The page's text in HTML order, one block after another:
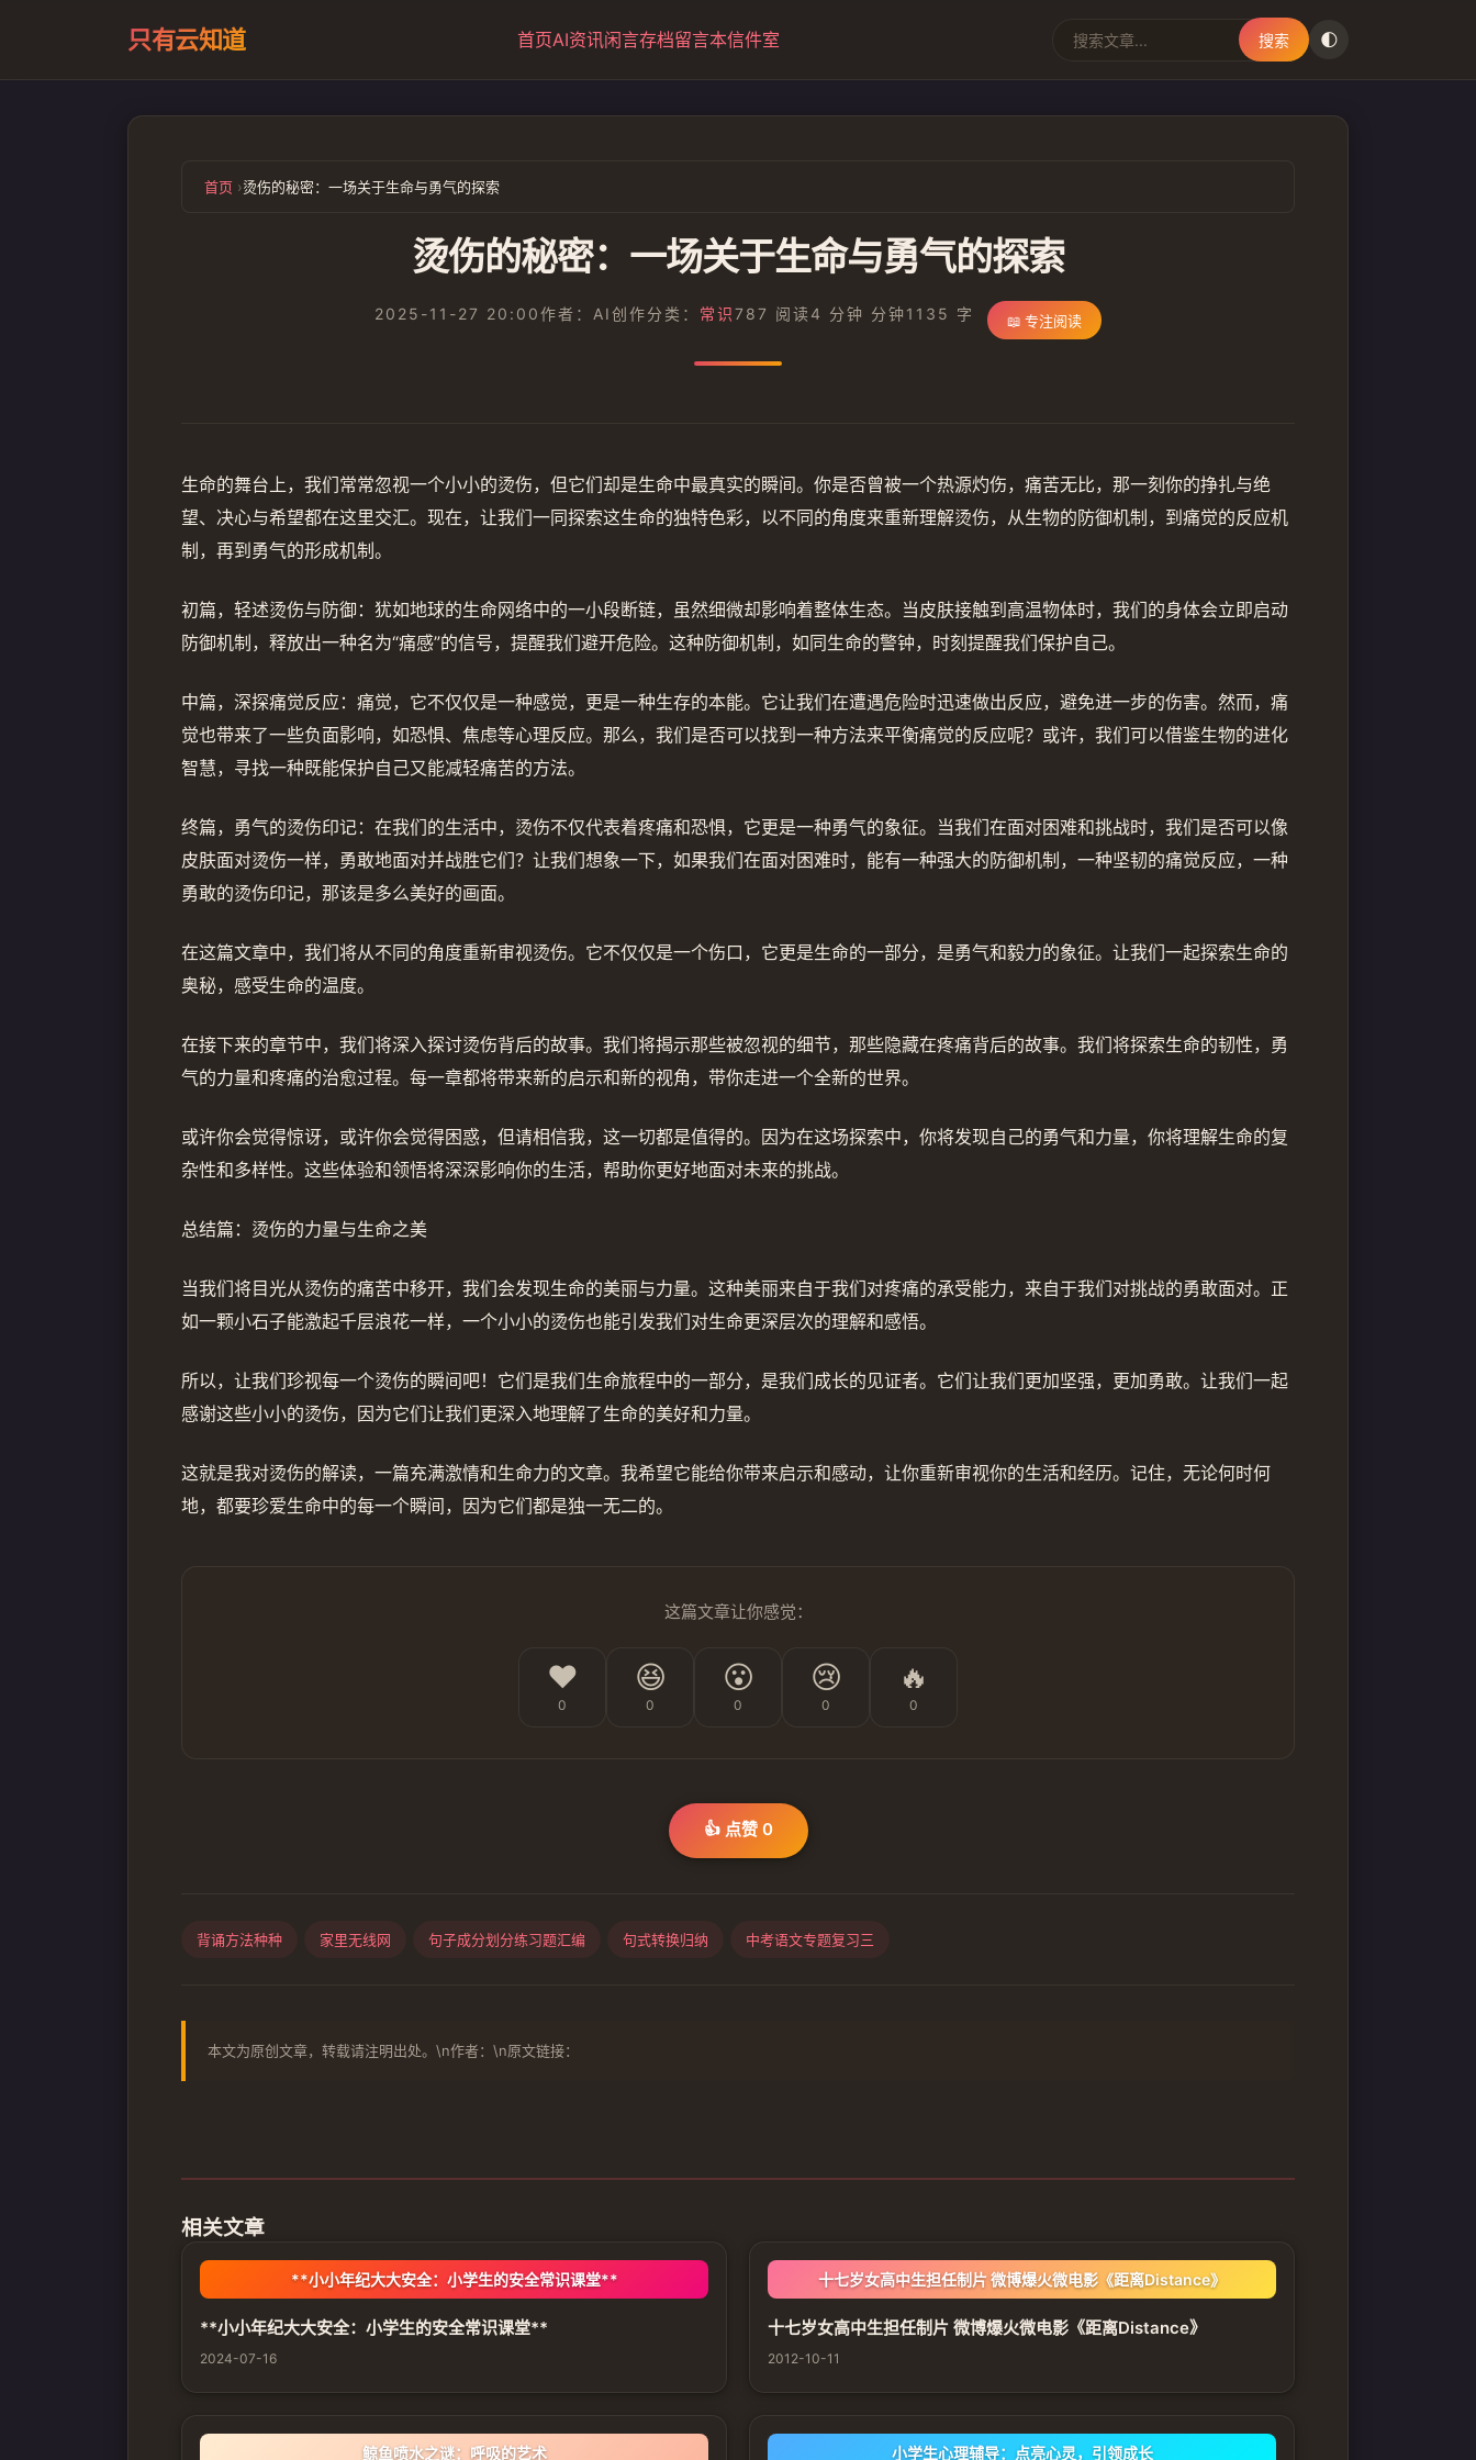
只有云知道 首页AI资讯闲言存档留言本信件室 搜索 🌓
首页 烫伤的秘密：一场关于生命与勇气的探索
烫伤的秘密：一场关于生命与勇气的探索
2025-11-27 20:00作者：AI创作分类： 常识787 阅读4 分钟 分钟 1135 字 📖 专注阅读
生命的舞台上，我们常常忽视一个小小的烫伤，但它们却是生命中最真实的瞬间。你是否曾被一个热源灼伤，痛苦无比，那一刻你的挣扎与绝
望、决心与希望都在这里交汇。现在，让我们一同探索这生命的独特色彩，以不同的角度来重新理解烫伤，从生物的防御机制，到痛觉的反应机
制，再到勇气的形成机制。
初篇，轻述烫伤与防御：犹如地球的生命网络中的一小段断链，虽然细微却影响着整体生态。当皮肤接触到高温物体时，我们的身体会立即启动
防御机制，释放出一种名为“痛感”的信号，提醒我们避开危险。这种防御机制，如同生命的警钟，时刻提醒我们保护自己。
中篇，深探痛觉反应：痛觉，它不仅仅是一种感觉，更是一种生存的本能。它让我们在遭遇危险时迅速做出反应，避免进一步的伤害。然而，痛
觉也带来了一些负面影响，如恐惧、焦虑等心理反应。那么，我们是否可以找到一种方法来平衡痛觉的反应呢？或许，我们可以借鉴生物的进化
智慧，寻找一种既能保护自己又能减轻痛苦的方法。
终篇，勇气的烫伤印记：在我们的生活中，烫伤不仅代表着疼痛和恐惧，它更是一种勇气的象征。当我们在面对困难和挑战时，我们是否可以像
皮肤面对烫伤一样，勇敢地面对并战胜它们？让我们想象一下，如果我们在面对困难时，能有一种强大的防御机制，一种坚韧的痛觉反应，一种
勇敢的烫伤印记，那该是多么美好的画面。
在这篇文章中，我们将从不同的角度重新审视烫伤。它不仅仅是一个伤口，它更是生命的一部分，是勇气和毅力的象征。让我们一起探索生命的
奥秘，感受生命的温度。
在接下来的章节中，我们将深入探讨烫伤背后的故事。我们将揭示那些被忽视的细节，那些隐藏在疼痛背后的故事。我们将探索生命的韧性，勇
气的力量和疼痛的治愈过程。每一章都将带来新的启示和新的视角，带你走进一个全新的世界。
或许你会觉得惊讶，或许你会觉得困惑，但请相信我，这一切都是值得的。因为在这场探索中，你将发现自己的勇气和力量，你将理解生命的复
杂性和多样性。这些体验和领悟将深深影响你的生活，帮助你更好地面对未来的挑战。
总结篇：烫伤的力量与生命之美
当我们将目光从烫伤的痛苦中移开，我们会发现生命的美丽与力量。这种美丽来自于我们对疼痛的承受能力，来自于我们对挑战的勇敢面对。正
如一颗小石子能激起千层浪花一样，一个小小的烫伤也能引发我们对生命更深层次的理解和感悟。
所以，让我们珍视每一个烫伤的瞬间吧！它们是我们生命旅程中的一部分，是我们成长的见证者。它们让我们更加坚强，更加勇敢。让我们一起
感谢这些小小的烫伤，因为它们让我们更深入地理解了生命的美好和力量。
这就是我对烫伤的解读，一篇充满激情和生命力的文章。我希望它能给你带来启示和感动，让你重新审视你的生活和经历。记住，无论何时何
地，都要珍爱生命中的每一个瞬间，因为它们都是独一无二的。
这篇文章让你感觉：
❤️
0
😆
0
😮
0
😢
0
🔥
0
👍 点赞 0
背诵方法种种 家里无线网 句子成分划分练习题汇编 句式转换归纳 中考语文专题复习三
本文为原创文章，转载请注明出处。\n作者：\n原文链接：
相关文章
**小小年纪大大安全：小学生的安全常识课堂**
**小小年纪大大安全：小学生的安全常识课堂**
2024-07-16
十七岁女高中生担任制片 微博爆火微电影《距离Distance》
十七岁女高中生担任制片 微博爆火微电影《距离Distance》
2012-10-11
鲸鱼喷水之谜：呼吸的艺术 小学生心理辅导：点亮心灵，引领成长